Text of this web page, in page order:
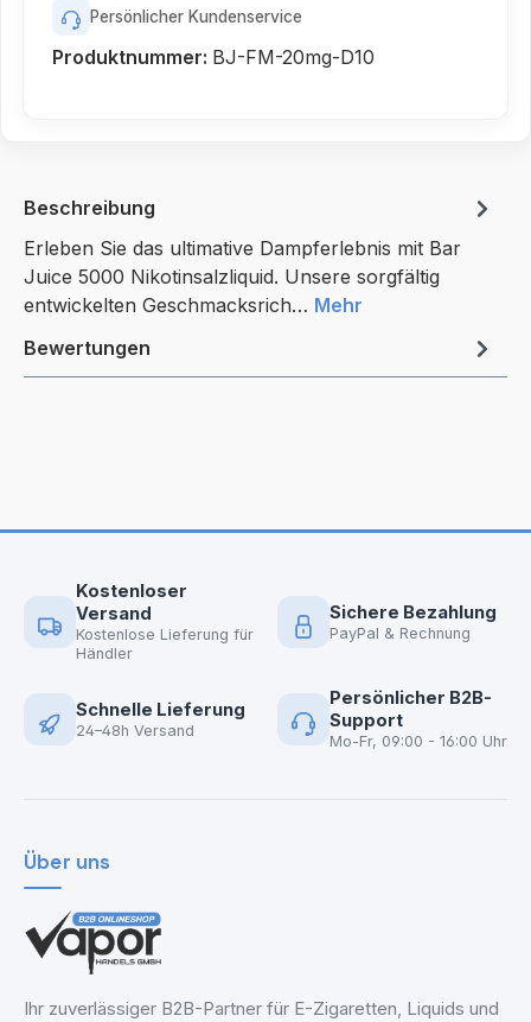
Persönlicher Kundenservice
Produktnummer: BJ-FM-20mg-D10
Beschreibung
Erleben Sie das ultimative Dampferlebnis mit Bar
Juice 5000 Nikotinsalzliquid. Unsere sorgfältig
entwickelten Geschmacksrich… Mehr
Bewertungen
Kostenloser
Versand
Kostenlose Lieferung für
Händler
Sichere Bezahlung
PayPal & Rechnung
Schnelle Lieferung
24–48h Versand
Persönlicher B2B-
Support
Mo-Fr, 09:00 - 16:00 Uhr
Über uns
Ihr zuverlässiger B2B-Partner für E-Zigaretten, Liquids und